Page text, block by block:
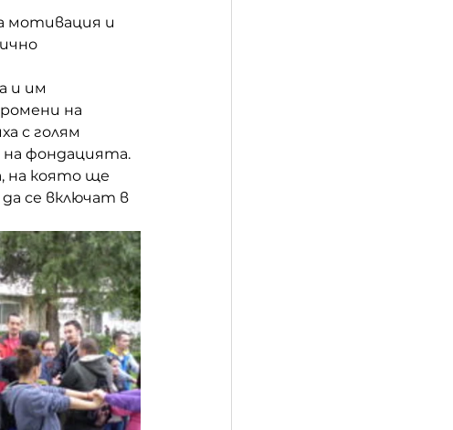
мотивация и
и им
на
с голям
фондацията.
на която ще
се включат в